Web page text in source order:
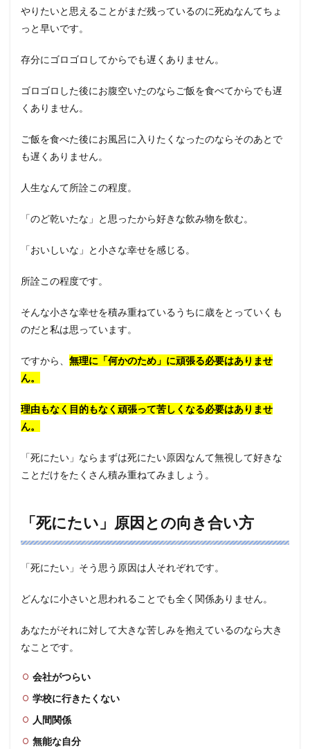
やりたいと思えることがまだ残っているのに死ぬなんてちょ
っと早いです。
存分にゴロゴロしてからでも遅くありません。
ゴロゴロした後にお腹空いたのならご飯を食べてからでも遅
くありません。
ご飯を食べた後にお風呂に入りたくなったのならそのあとで
も遅くありません。
人生なんて所詮この程度。
「のど乾いたな」と思ったから好きな飲み物を飲む。
「おいしいな」と小さな幸せを感じる。
所詮この程度です。
そんな小さな幸せを積み重ねているうちに歳をとっていくも
のだと私は思っています。
ですから、 無理に「何かのため」に頑張る必要はありませ
ん。
理由もなく目的もなく頑張って苦しくなる必要はありませ
ん。
「死にたい」ならまずは死にたい原因なんて無視して好きな
ことだけをたくさん積み重ねてみましょう。
「死にたい」原因との向き合い方
「死にたい」そう思う原因は人それぞれです。
どんなに小さいと思われることでも全く関係ありません。
あなたがそれに対して大きな苦しみを抱えているのなら大き
なことです。
会社がつらい
学校に行きたくない
人間関係
無能な自分